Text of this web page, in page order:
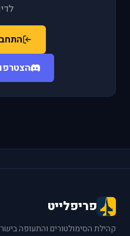
פריפלייט
קהילת הסימולטורים והתעופה בישראל.